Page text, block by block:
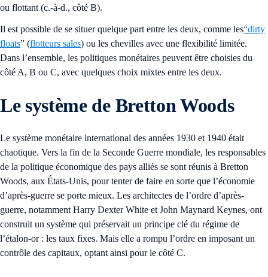
ou flottant (c.-à-d., côté B).
Il est possible de se situer quelque part entre les deux, comme les“dirty
floats” (flotteurs sales) ou les chevilles avec une flexibilité limitée.
Dans l’ensemble, les politiques monétaires peuvent être choisies du
côté A, B ou C, avec quelques choix mixtes entre les deux.
Le système de Bretton Woods
Le système monétaire international des années 1930 et 1940 était
chaotique. Vers la fin de la Seconde Guerre mondiale, les responsables
de la politique économique des pays alliés se sont réunis à Bretton
Woods, aux États-Unis, pour tenter de faire en sorte que l’économie
d’après-guerre se porte mieux. Les architectes de l’ordre d’après-
guerre, notamment Harry Dexter White et John Maynard Keynes, ont
construit un système qui préservait un principe clé du régime de
l’étalon-or : les taux fixes. Mais elle a rompu l’ordre en imposant un
contrôle des capitaux, optant ainsi pour le côté C.